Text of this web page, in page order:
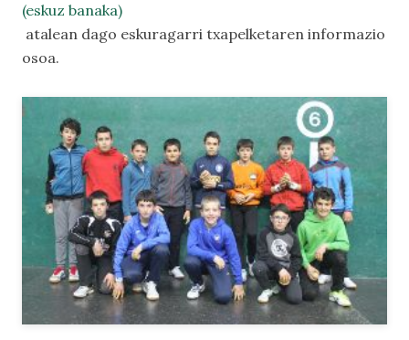
(eskuz banaka)
atalean dago eskuragarri txapelketaren informazio
osoa.